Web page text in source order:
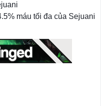
máu tối đa của Sejuani